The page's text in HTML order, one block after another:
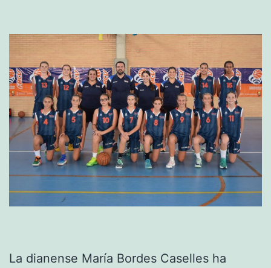
La dianense María Bordes Caselles ha